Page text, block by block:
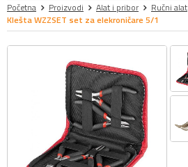
Početna Proizvodi Alat i pribor Ručni alat
Klešta WZZSET set za elekroničare 5/1